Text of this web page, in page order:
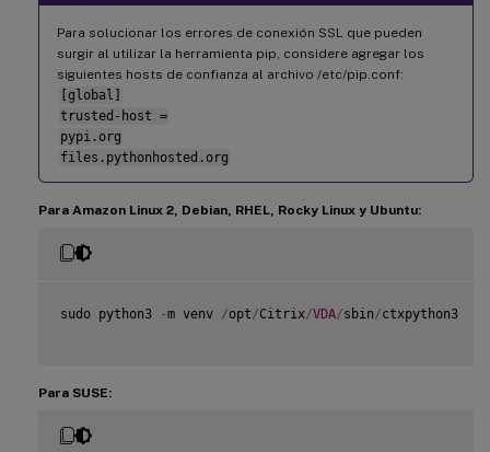
Para solucionar los errores de conexión SSL que pueden
surgir al utilizar la herramienta pip, considere agregar los
siguientes hosts de confianza al archivo /etc/pip.conf:
[global]
trusted-host =
pypi.org
files.pythonhosted.org
Para Amazon Linux 2, Debian, RHEL, Rocky Linux y Ubuntu:
sudo python3 -m venv /opt/Citrix/VDA/sbin/ctxpython3
Para SUSE: